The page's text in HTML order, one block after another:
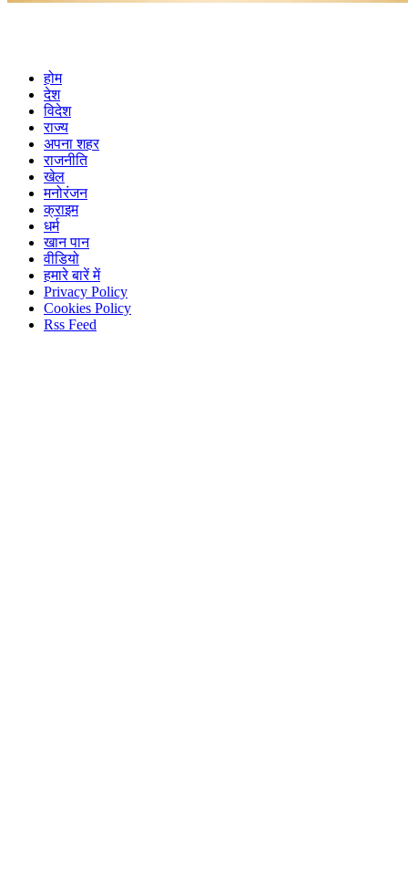
होम
देश
विदेश
राज्य
अपना शहर
राजनीति
खेल
मनोरंजन
क्राइम
धर्म
खान पान
वीडियो
हमारे बारें में
Privacy Policy
Cookies Policy
Rss Feed